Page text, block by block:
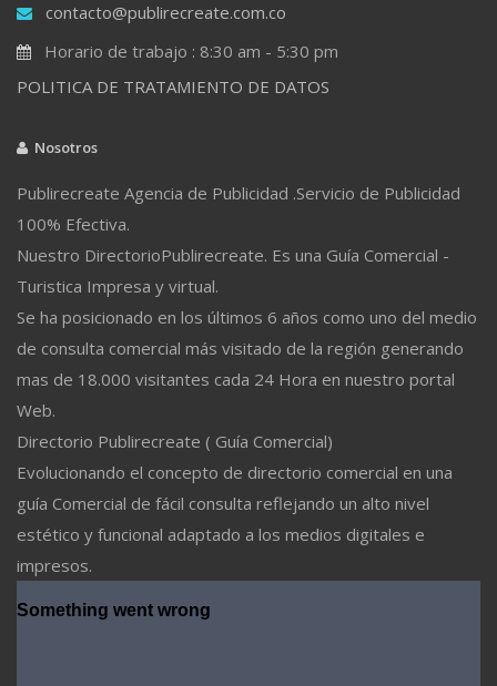
contacto@publirecreate.com.co
Horario de trabajo : 8:30 am - 5:30 pm
POLITICA DE TRATAMIENTO DE DATOS
Nosotros
Publirecreate Agencia de Publicidad .Servicio de Publicidad
100% Efectiva.
Nuestro DirectorioPublirecreate. Es una Guía Comercial -
Turistica Impresa y virtual.
Se ha posicionado en los últimos 6 años como uno del medio
de consulta comercial más visitado de la región generando
mas de 18.000 visitantes cada 24 Hora en nuestro portal
Web.
Directorio Publirecreate ( Guía Comercial)
Evolucionando el concepto de directorio comercial en una
guía Comercial de fácil consulta reflejando un alto nivel
estético y funcional adaptado a los medios digitales e
impresos.